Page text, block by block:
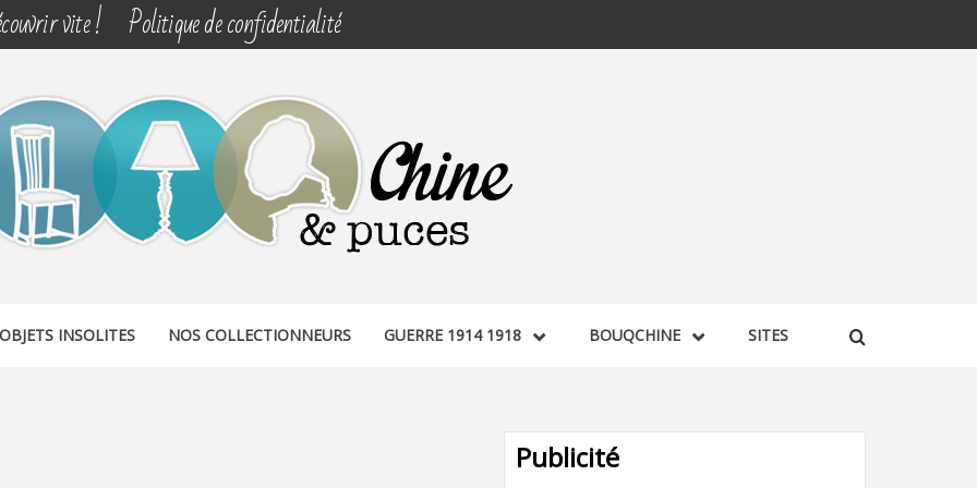
vite ! Politique de confidentialité
PUCES
OBJETS INSOLITES NOS COLLECTIONNEURS GUERRE 1914 1918 BOUQCHINE SITES
Publicité